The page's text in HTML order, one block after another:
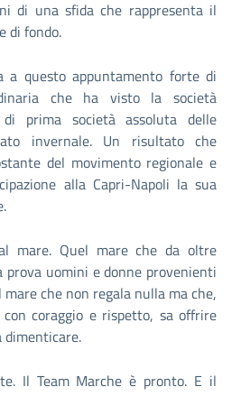
di una sfida che rappresenta il
di fondo.
a questo appuntamento forte di
che ha visto la società
prima società assoluta delle
invernale. Un risultato che
del movimento regionale e
alla Capri-Napoli la sua
mare. Quel mare che da oltre
uomini e donne provenienti
che non regala nulla ma che,
coraggio e rispetto, sa offrire
dimenticare.
Il Team Marche è pronto. E il